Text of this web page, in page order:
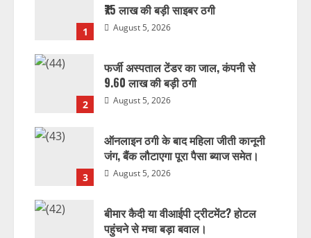
1
₹75 लाख की बड़ी साइबर ठगी
August 5, 2026
2
फर्जी अस्पताल टेंडर का जाल, कंपनी से
9.60 लाख की बड़ी ठगी
August 5, 2026
3
ऑनलाइन ठगी के बाद महिला जीती कानूनी
जंग, बैंक लौटाएगा पूरा पैसा ब्याज समेत।
August 5, 2026
बीमार कैदी या वीआईपी ट्रीटमेंट? होटल
पहुंचने से मचा बड़ा बवाल।